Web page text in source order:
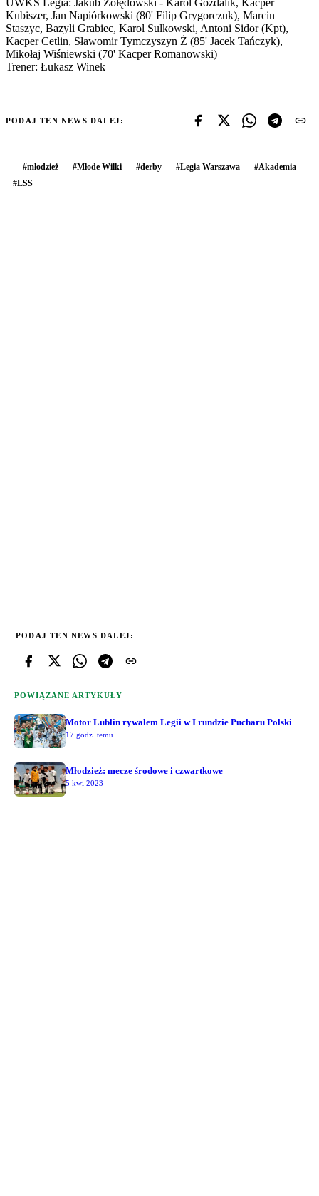
Kubiszer, Jan Napiórkowski (80' Filip Grygorczuk), Marcin
Staszyc, Bazyli Grabiec, Karol Sulkowski, Antoni Sidor (Kpt),
Kacper Cetlin, Sławomir Tymczyszyn Ż (85' Jacek Tańczyk),
Mikołaj Wiśniewski (70' Kacper Romanowski)
Trener: Łukasz Winek
PODAJ TEN NEWS DALEJ:
#młodzież #Młode Wilki #derby #Legia Warszawa #Akademia
#LSS
PODAJ TEN NEWS DALEJ:
POWIĄZANE ARTYKUŁY
Motor Lublin rywalem Legii w I rundzie Pucharu Polski
17 godz. temu
Młodzież: mecze środowe i czwartkowe
5 kwi 2023